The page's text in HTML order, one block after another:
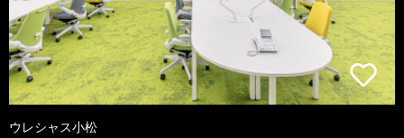
ウレシャス小松